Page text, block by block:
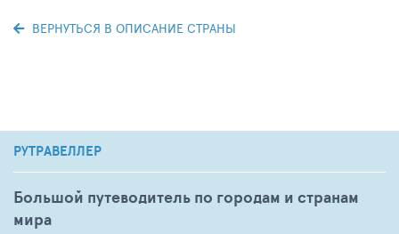
ВЕРНУТЬСЯ В ОПИСАНИЕ СТРАНЫ
РУТРАВЕЛЛЕР
Большой путеводитель по городам и странам
мира